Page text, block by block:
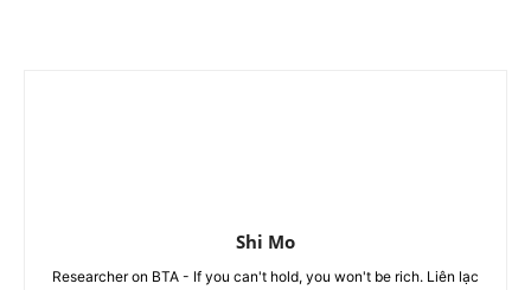
Shi Mo
Researcher on BTA - If you can't hold, you won't be rich. Liên lạc